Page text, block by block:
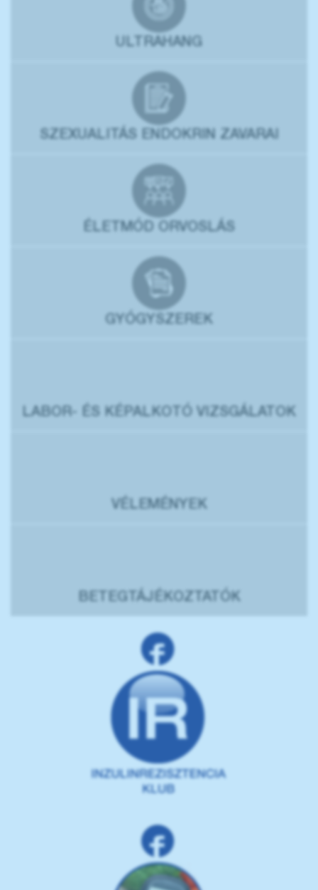
ULTRAHANG
SZEXUALITÁS ENDOKRIN ZAVARAI
ÉLETMÓD ORVOSLÁS
GYÓGYSZEREK
LABOR- ÉS KÉPALKOTÓ VIZSGÁLATOK
VÉLEMÉNYEK
BETEGTÁJÉKOZTATÓK